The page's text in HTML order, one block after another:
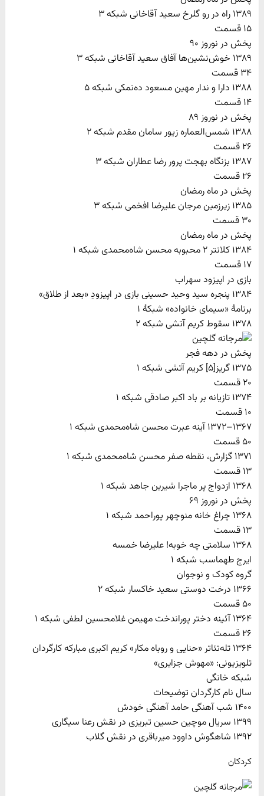
۱۳۸۹ راه در رو گلرخ سعید آقاخانی شبکه ۳
۱۵ قسمت
پخش در نوروز ۹۰
۱۳۸۹ خوش‌نشین‌ها آفاق سعید آقاخانی شبکه ۳
۳۴ قسمت
۱۳۸۸ دارا و ندار مهین مسعود ده‌نمکی شبکه ۵
۱۴ قسمت
پخش در نوروز ۸۹
۱۳۸۸ شمس‌العماره زیور سامان مقدم شبکه ۲
۲۶ قسمت
۱۳۸۷ بزنگاه بهجت پرور رضا عطاران شبکه ۳
۲۶ قسمت
پخش در ماه رمضان
۱۳۸۵ زیرزمین مرجان علیرضا افخمی شبکه ۳
۳۰ قسمت
پخش در ماه رمضان
۱۳۸۴ کلانتر ۲ محبوبه محسن شاه‌محمدی شبکه ۱
۱۷ قسمت
بازی در اپیزود سهراب
۱۳۸۴ پنجره سید وحید حسینی بازی در اپیزودِ «بعد از طلاق»
برنامهٔ «سیمای خانواده» شبکهٔ ۱
۱۳۷۸ سقوط کریم آتشی شبکه ۲
پخش در دهه فجر
۱۳۷۵ گریز[۵] کریم آتشی شبکه ۱
۲۰ قسمت
۱۳۷۴ تازیانه بر باد اکبر صادقی شبکه ۱
۱۰ قسمت
۱۳۶۷–۱۳۷۲ آینه عبرت محسن شاه‌محمدی شبکه ۱
۵۰ قسمت
۱۳۷۱ گزارش، نقطه صفر محسن شاه‌محمدی شبکه ۱
۱۳ قسمت
۱۳۶۸ ازدواج پر ماجرا شیرین جاهد شبکه ۱
پخش در نوروز ۶۹
۱۳۶۸ چراغ خانه منوچهر پوراحمد شبکه ۱
۱۳ قسمت
۱۳۶۸ سلامتی چه خوبه! علیرضا خمسه
ایرج طهماسب شبکه ۱
گروه کودک و نوجوان
۱۳۶۶ درخت دوستی سعید خاکسار شبکه ۲
۵۰ قسمت
۱۳۶۴ آئینه دختر پوراندخت مهیمن غلامحسین لطفی شبکه ۱
۲۶ قسمت
۱۳۶۴ تله‌تئاتر «حنایی و روباه مکار» کریم اکبری مبارکه کارگردان
تلویزیونی: «مهوش جزایری»
شبکه خانگی
سال نام کارگردان توضیحات
۱۴۰۰ شب آهنگی حامد آهنگی خودش
۱۳۹۹ سریال موچین حسین تبریزی در نقش رعنا سیگاری
۱۳۹۲ شاهگوش داوود میرباقری در نقش گلاب
کردکان